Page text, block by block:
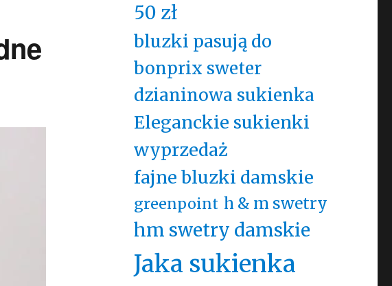
50 zł
bluzki pasują do
bonprix sweter
dzianinowa sukienka
Eleganckie sukienki
wyprzedaż
fajne bluzki damskie
greenpoint h & m swetry
hm swetry damskie
Jaka sukienka